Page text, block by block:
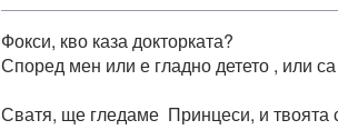
Фокси, кво каза докторката?
Според мен или е гладно детето , или
Сватя, ще гледаме Принцеси, и твоята